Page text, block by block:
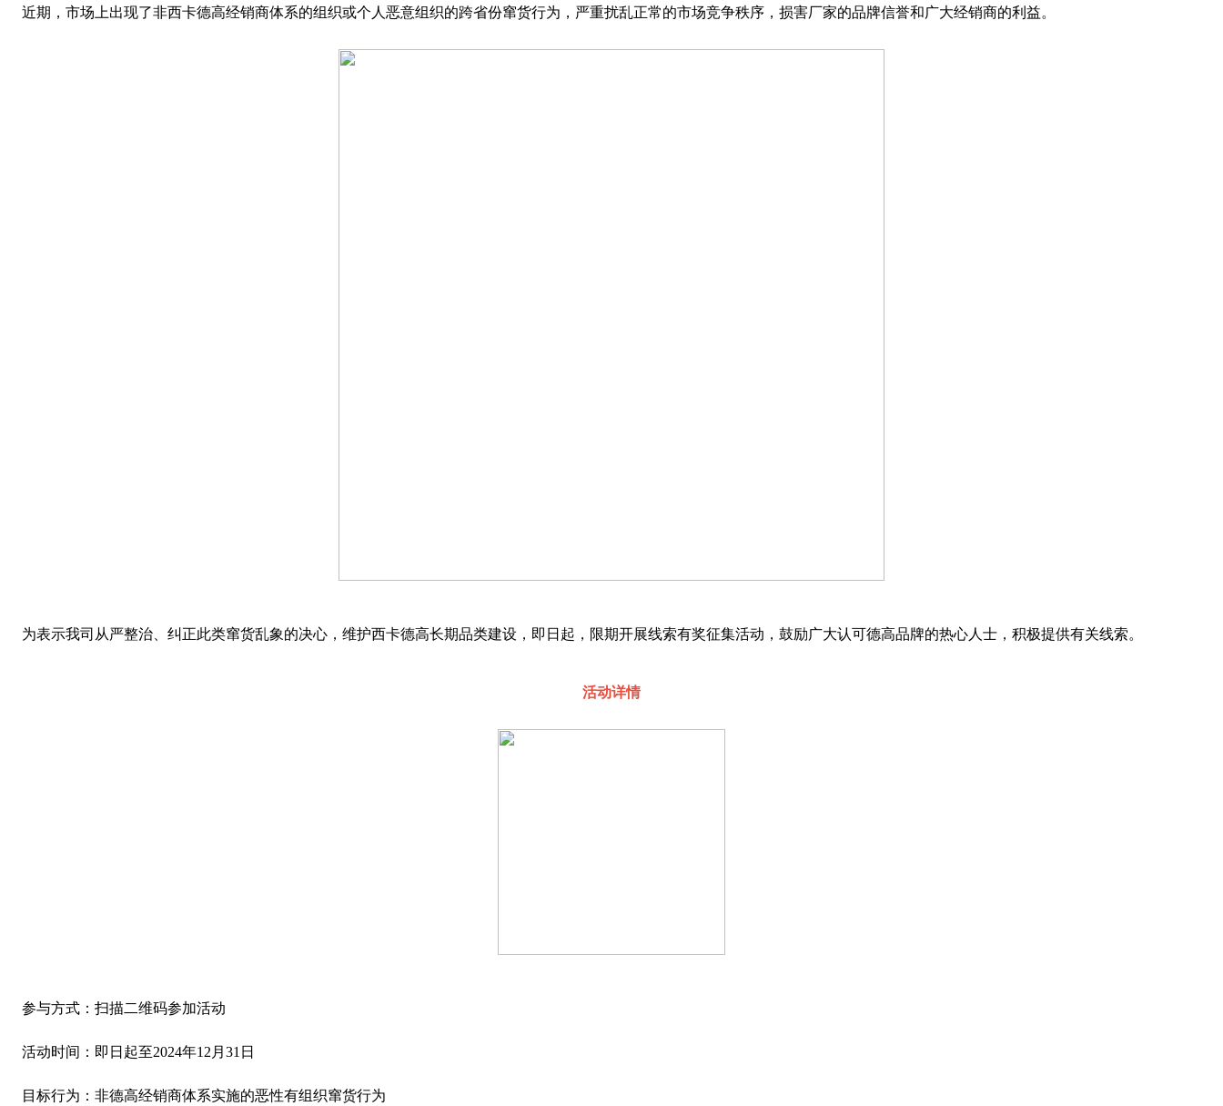
近期，市场上出现了非西卡德高经销商体系的组织或个人恶意组织的跨省份窜货行为，严重扰乱正常的市场竞争秩序，损害厂家的品牌信誉和广大经销商的利益。
为表示我司从严整治、纠正此类窜货乱象的决心，维护西卡德高长期品类建设，即日起，限期开展线索有奖征集活动，鼓励广大认可德高品牌的热心人士，积极提供有关线索。
活动详情
参与方式：扫描二维码参加活动
活动时间：即日起至2024年12月31日
目标行为：非德高经销商体系实施的恶性有组织窜货行为